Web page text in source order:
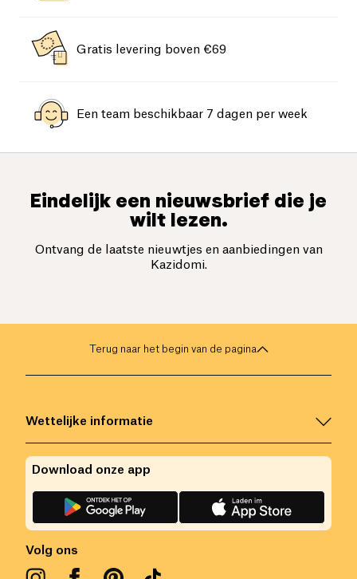
Gratis levering boven €69
Een team beschikbaar 7 dagen per week
Eindelijk een nieuwsbrief die je
wilt lezen.
Ontvang de laatste nieuwtjes en aanbiedingen van
Kazidomi.
Terug naar het begin van de pagina
Wettelijke informatie
Volg ons
Download onze app